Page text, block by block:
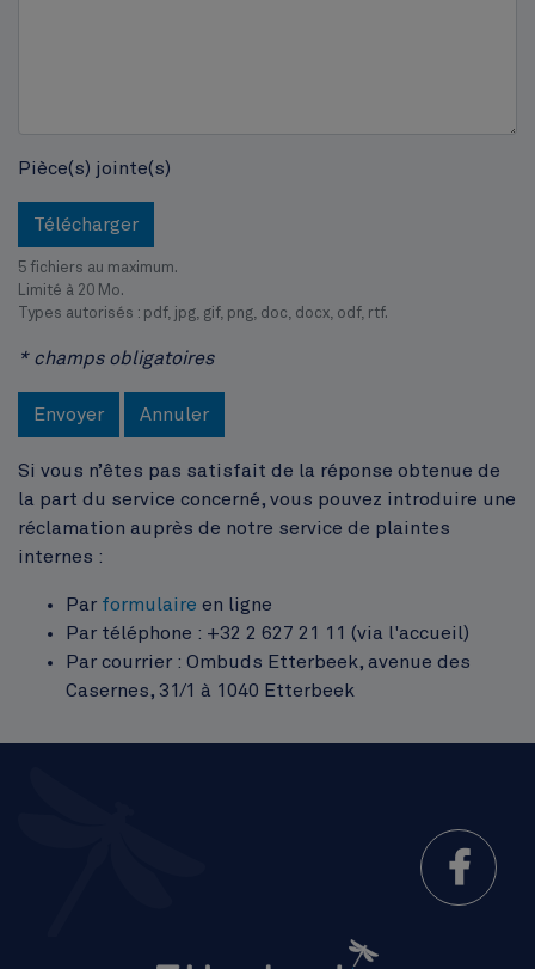
Pièce(s) jointe(s)
Télécharger
5 fichiers au maximum.
Limité à 20 Mo.
Types autorisés : pdf, jpg, gif, png, doc, docx, odf, rtf.
* champs obligatoires
Envoyer Annuler
Si vous n’êtes pas satisfait de la réponse obtenue de
la part du service concerné, vous pouvez introduire une
réclamation auprès de notre service de plaintes
internes :
Par formulaire en ligne
Par téléphone : +32 2 627 21 11 (via l'accueil)
Par courrier : Ombuds Etterbeek, avenue des
Casernes, 31/1 à 1040 Etterbeek